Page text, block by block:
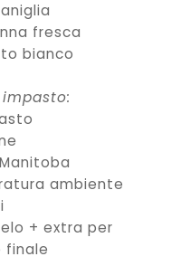
fresca
bianco
ambiente
+ extra per
finale